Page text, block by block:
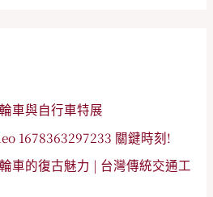
車與自行車特展
1678363297233 關鍵時刻!
車的復古魅力 | 台灣傳統交通工